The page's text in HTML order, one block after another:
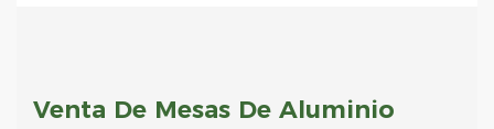
Venta De Mesas De Aluminio